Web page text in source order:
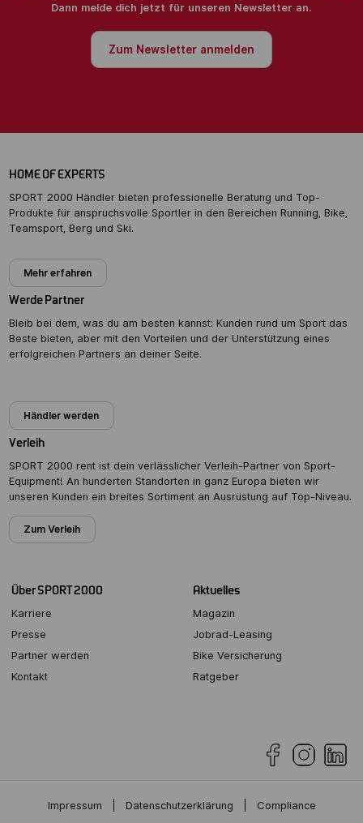
Dann melde dich jetzt für unseren Newsletter an.
Zum Newsletter anmelden
HOME OF EXPERTS
SPORT 2000 Händler bieten professionelle Beratung und Top-
Produkte für anspruchsvolle Sportler in den Bereichen Running, Bike,
Teamsport, Berg und Ski.
Mehr erfahren
Werde Partner
Bleib bei dem, was du am besten kannst: Kunden rund um Sport das
Beste bieten, aber mit den Vorteilen und der Unterstützung eines
erfolgreichen Partners an deiner Seite.
Händler werden
Verleih
SPORT 2000 rent ist dein verlässlicher Verleih-Partner von Sport-
Equipment! An hunderten Standorten in ganz Europa bieten wir
unseren Kunden ein breites Sortiment an Ausrüstung auf Top-Niveau.
Zum Verleih
Über SPORT 2000
Karriere
Presse
Partner werden
Kontakt
Aktuelles
Magazin
Jobrad-Leasing
Bike Versicherung
Ratgeber
Impressum Datenschutzerklärung
Compliance